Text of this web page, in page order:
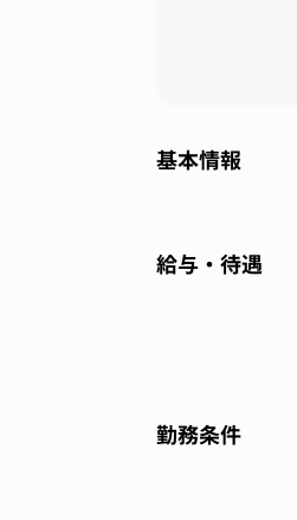
基本情報
給与・待遇
勤務条件